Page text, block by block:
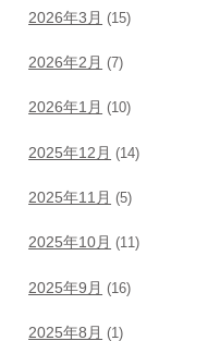
2026年3月 (15)
2026年2月 (7)
2026年1月 (10)
2025年12月 (14)
2025年11月 (5)
2025年10月 (11)
2025年9月 (16)
2025年8月 (1)